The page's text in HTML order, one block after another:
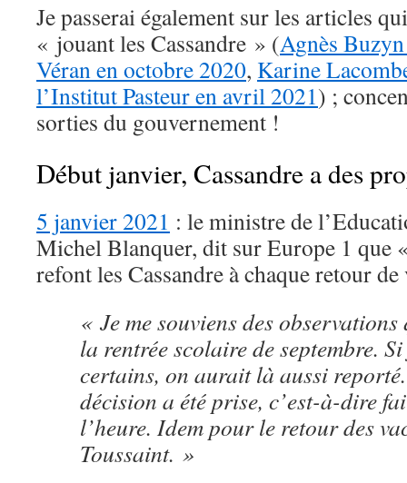
Je passerai également sur les articles
« jouant les Cassandre » (Agnès
Véran en octobre 2020, Karine
l’Institut Pasteur en avril 2021) ;
sorties du gouvernement !
Début janvier, Cassandre a des
5 janvier 2021 : le ministre de
Michel Blanquer, dit sur Europe 1 que
refont les Cassandre à chaque retour de
« Je me souviens des
la rentrée scolaire de septembre.
certains, on aurait là aussi
décision a été prise, c’est-à-dire
l’heure. Idem pour le retour des
Toussaint. »